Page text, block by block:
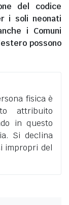
del codice
i soli neonati
i Comuni
possono
fisica è
attribuito
in questo
Si declina
impropri del